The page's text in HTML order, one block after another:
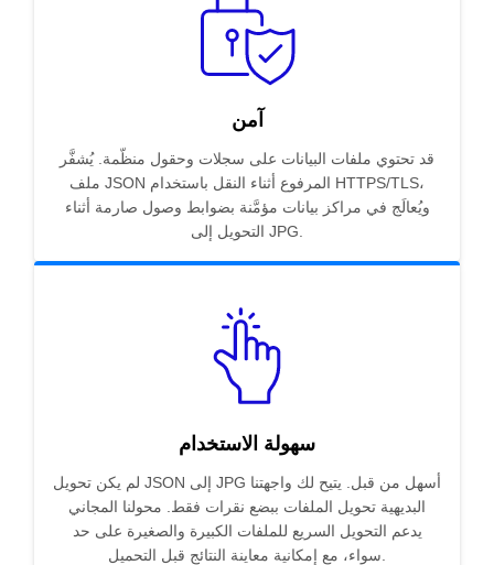
آمن
قد تحتوي ملفات البيانات على سجلات وحقول منظّمة. يُشفَّر
ملف JSON المرفوع أثناء النقل باستخدام HTTPS/TLS،
ويُعالَج في مراكز بيانات مؤمَّنة بضوابط وصول صارمة أثناء
التحويل إلى JPG.
سهولة الاستخدام
لم يكن تحويل JSON إلى JPG أسهل من قبل. يتيح لك واجهتنا
البديهية تحويل الملفات ببضع نقرات فقط. محولنا المجاني
يدعم التحويل السريع للملفات الكبيرة والصغيرة على حد